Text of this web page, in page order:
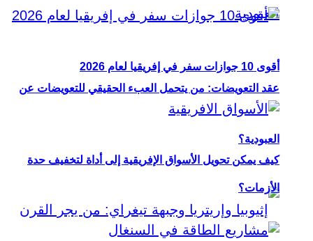
عقد التعويضات: من يتحمل العبء الحقيقي للتعويضات عن
العبودية؟
أقوى 10 جوازات سفر في إفريقيا لعام 2026
كيف يمكن تحويل الأسواق الإفريقية إلى أداة لتخفيف حدة
الأزمات؟